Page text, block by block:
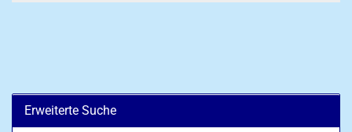
Erweiterte Suche